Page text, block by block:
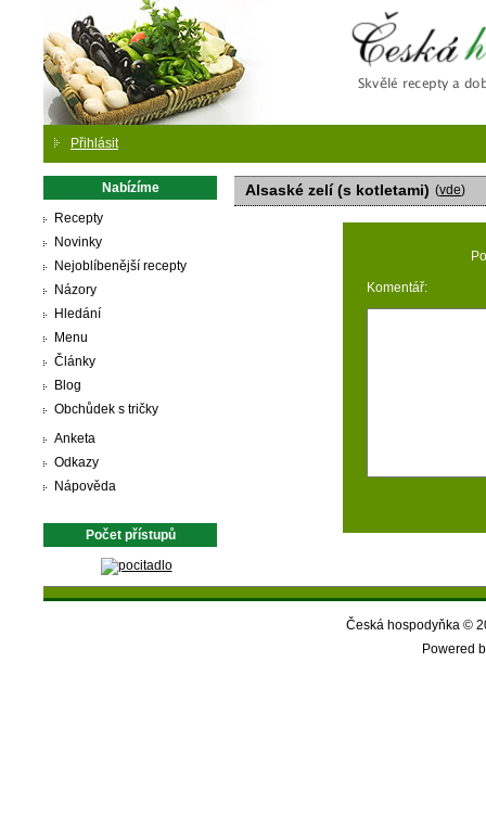
Přihlásit
Nabízíme
Recepty
Novinky
Nejoblíbenější recepty
Názory
Hledání
Menu
Články
Blog
Obchůdek s tričky
Anketa
Odkazy
Nápověda
Počet přístupů
Alsaské zelí (s kotletami) (vde)
Komentář:
Česká hospodyňka ©
Powered